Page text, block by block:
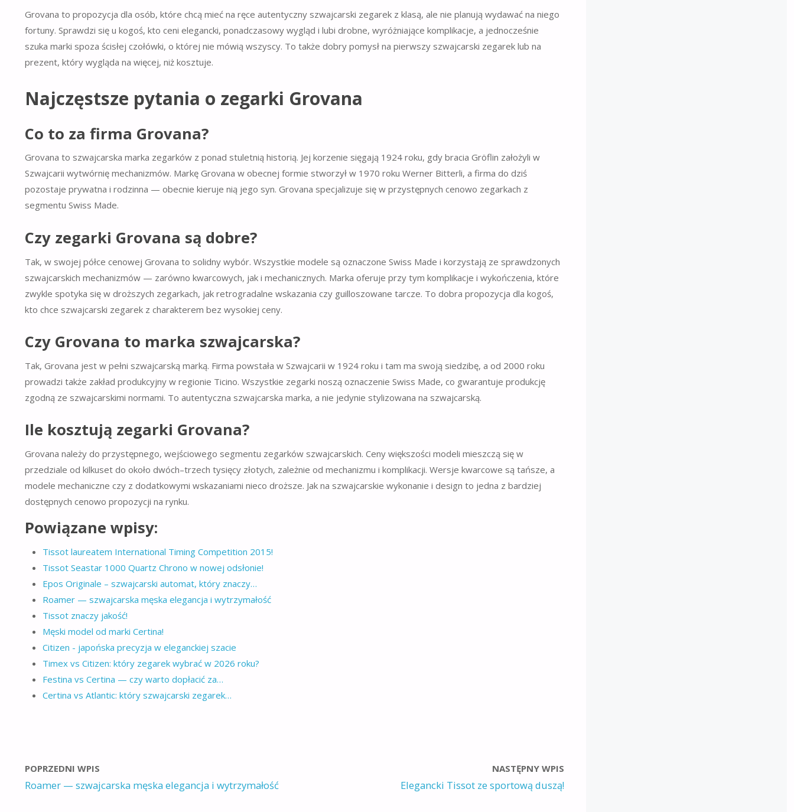
Grovana to propozycja dla osób, które chcą mieć na ręce autentyczny szwajcarski zegarek z klasą, ale nie planują wydawać na niego
fortuny. Sprawdzi się u kogoś, kto ceni elegancki, ponadczasowy wygląd i lubi drobne, wyróżniające komplikacje, a jednocześnie
szuka marki spoza ścisłej czołówki, o której nie mówią wszyscy. To także dobry pomysł na pierwszy szwajcarski zegarek lub na
prezent, który wygląda na więcej, niż kosztuje.
Najczęstsze pytania o zegarki Grovana
Co to za firma Grovana?
Grovana to szwajcarska marka zegarków z ponad stuletnią historią. Jej korzenie sięgają 1924 roku, gdy bracia Gröflin założyli w
Szwajcarii wytwórnię mechanizmów. Markę Grovana w obecnej formie stworzył w 1970 roku Werner Bitterli, a firma do dziś
pozostaje prywatna i rodzinna — obecnie kieruje nią jego syn. Grovana specjalizuje się w przystępnych cenowo zegarkach z
segmentu Swiss Made.
Czy zegarki Grovana są dobre?
Tak, w swojej półce cenowej Grovana to solidny wybór. Wszystkie modele są oznaczone Swiss Made i korzystają ze sprawdzonych
szwajcarskich mechanizmów — zarówno kwarcowych, jak i mechanicznych. Marka oferuje przy tym komplikacje i wykończenia, które
zwykle spotyka się w droższych zegarkach, jak retrogradalne wskazania czy guilloszowane tarcze. To dobra propozycja dla kogoś,
kto chce szwajcarski zegarek z charakterem bez wysokiej ceny.
Czy Grovana to marka szwajcarska?
Tak, Grovana jest w pełni szwajcarską marką. Firma powstała w Szwajcarii w 1924 roku i tam ma swoją siedzibę, a od 2000 roku
prowadzi także zakład produkcyjny w regionie Ticino. Wszystkie zegarki noszą oznaczenie Swiss Made, co gwarantuje produkcję
zgodną ze szwajcarskimi normami. To autentyczna szwajcarska marka, a nie jedynie stylizowana na szwajcarską.
Ile kosztują zegarki Grovana?
Grovana należy do przystępnego, wejściowego segmentu zegarków szwajcarskich. Ceny większości modeli mieszczą się w
przedziale od kilkuset do około dwóch–trzech tysięcy złotych, zależnie od mechanizmu i komplikacji. Wersje kwarcowe są tańsze, a
modele mechaniczne czy z dodatkowymi wskazaniami nieco droższe. Jak na szwajcarskie wykonanie i design to jedna z bardziej
dostępnych cenowo propozycji na rynku.
Powiązane wpisy:
Tissot laureatem International Timing Competition 2015!
Tissot Seastar 1000 Quartz Chrono w nowej odsłonie!
Epos Originale – szwajcarski automat, który znaczy…
Roamer — szwajcarska męska elegancja i wytrzymałość
Tissot znaczy jakość!
Męski model od marki Certina!
Citizen - japońska precyzja w eleganckiej szacie
Timex vs Citizen: który zegarek wybrać w 2026 roku?
Festina vs Certina — czy warto dopłacić za…
Certina vs Atlantic: który szwajcarski zegarek…
POPRZEDNI WPIS
Roamer — szwajcarska męska elegancja i wytrzymałość
NASTĘPNY WPIS
Elegancki Tissot ze sportową duszą!